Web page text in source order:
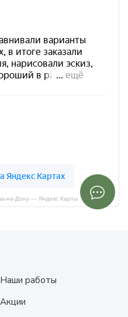
на-Дону — Яндекс Карты
Наши работы
Акции